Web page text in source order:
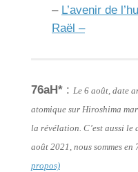
– L’avenir de
Raël –
76aH* : Le 6 août, date
atomique sur Hiroshima
la révélation. C’est aussi
août 2021, nous sommes en
propos)